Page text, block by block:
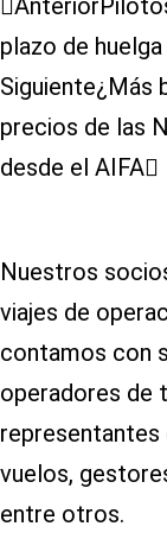
Anterior
plazo de
Siguiente¿Más
precios de las
desde el AIFA
Nuestros
viajes de
contamos con
operadores de
representantes
vuelos,
entre otros.